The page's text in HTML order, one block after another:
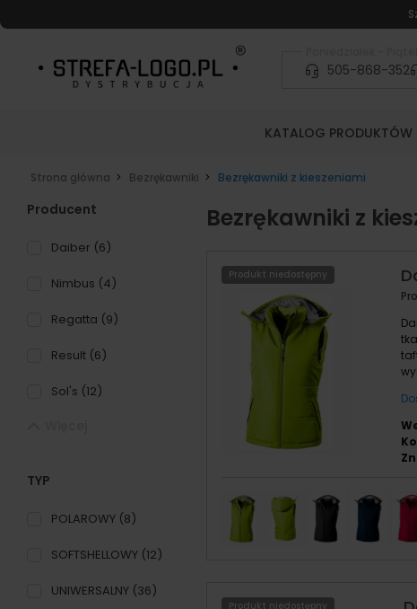
505-868-352
KATALOG PRODUKTÓW
Strona główna Bezrękawniki Bezrękawniki z kieszeniami
Producent
Daiber (6)
Nimbus (4)
Regatta (9)
Result (6)
Sol's (12)
TYP
POLAROWY (8)
SOFTSHELLOWY (12)
UNIWERSALNY (36)
Bezrękawniki z
Produkt niedostępny
Produkt niedostępny